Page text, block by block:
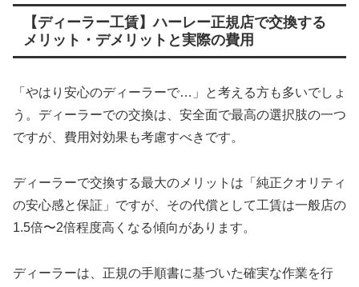
【ディーラー工賃】ハーレー正規店で交換する
メリット・デメリットと実際の費用
「やはり安心のディーラーで…」と考える方も多いでしょ
う。ディーラーでの交換は、安全面で最高の選択肢の一つ
ですが、費用対効果も考慮すべきです。
ディーラーで交換する最大のメリットは「純正クオリティ
の安心感と保証」ですが、その代償として工賃は一般店の
1.5倍〜2倍程度高くなる傾向があります。
ディーラーは、正規の手順書に基づいた確実な作業を行